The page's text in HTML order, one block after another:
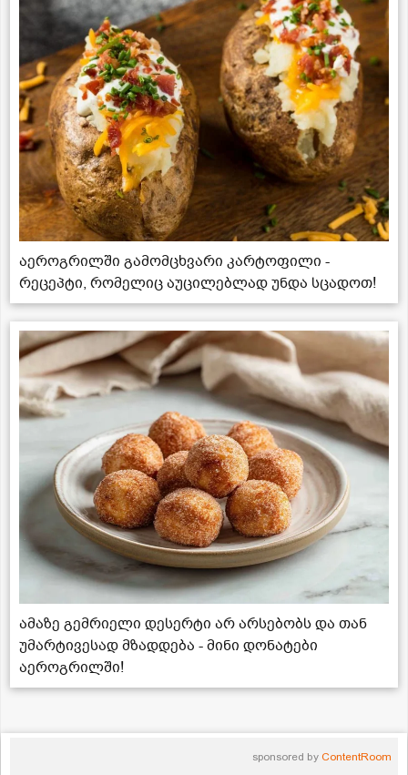
აეროგრილში გამომცხვარი კარტოფილი -
რეცეპტი, რომელიც აუცილებლად უნდა სცადოთ!
ამაზე გემრიელი დესერტი არ არსებობს და თან
უმარტივესად მზადდება - მინი დონატები
აეროგრილში!
sponsored by ContentRoom